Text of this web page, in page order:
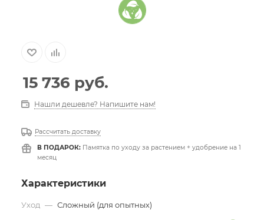
15 736 руб.
Нашли дешевле? Напишите нам!
Рассчитать доставку
В ПОДАРОК: Памятка по уходу за растением + удобрение на 1
месяц
Характеристики
Уход — Сложный (для опытных)